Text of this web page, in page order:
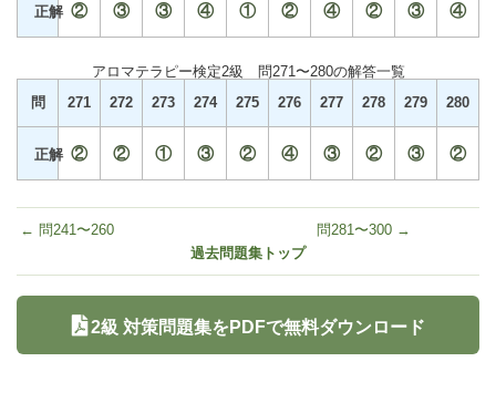
正解 ② ③ ③ ④ ① ② ④ ② ③ ④
アロマテラピー検定2級 問271〜280の解答一覧
問
271 272 273 274 275 276 277 278 279 280
正解 ② ② ① ③ ② ④ ③ ② ③ ②
← 問241〜260
過去問題集トップ
問281〜300 →
2級 対策問題集をPDFで無料ダウンロード